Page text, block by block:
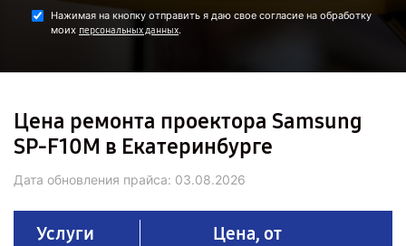
Нажимая на кнопку отправить я даю свое согласие на обработку
моих персональных данных.
Цена ремонта проектора Samsung
SP-F10M в Екатеринбурге
Дата обновления прайса: 03.08.2026
Услуги Цена, от